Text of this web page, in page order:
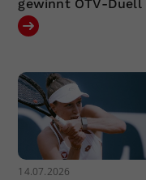
gewinnt ÖTV-Duell
14.07.2026